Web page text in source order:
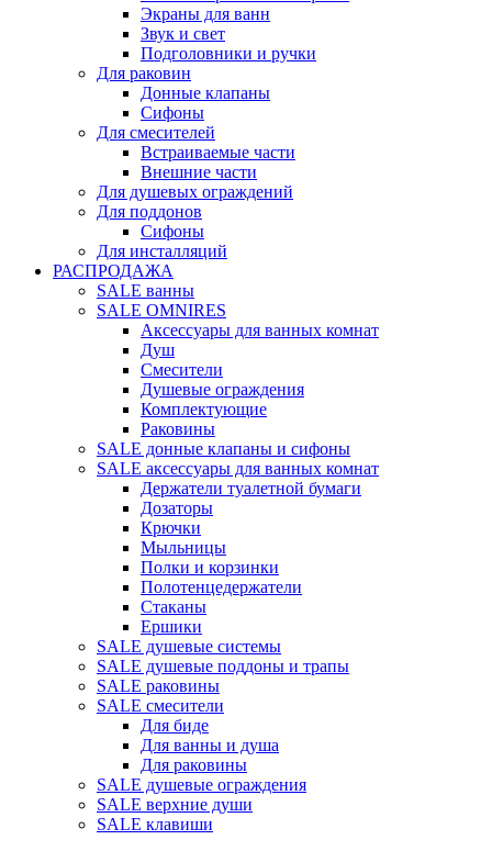
Экраны для ванн
Звук и свет
Подголовники и ручки
Для раковин
Донные клапаны
Сифоны
Для смесителей
Встраиваемые части
Внешние части
Для душевых ограждений
Для поддонов
Сифоны
Для инсталляций
РАСПРОДАЖА
SALE ванны
SALE OMNIRES
Аксессуары для ванных комнат
Душ
Смесители
Душевые ограждения
Комплектующие
Раковины
SALE донные клапаны и сифоны
SALE аксессуары для ванных комнат
Держатели туалетной бумаги
Дозаторы
Крючки
Мыльницы
Полки и корзинки
Полотенцедержатели
Стаканы
Ершики
SALE душевые системы
SALE душевые поддоны и трапы
SALE раковины
SALE смесители
Для биде
Для ванны и душа
Для раковины
SALE душевые ограждения
SALE верхние души
SALE клавиши